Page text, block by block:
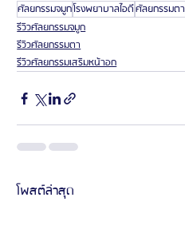
ศัลยกรรมจมูกโรงพยาบาลไอดีศัลยกรรมตา
รีวิวศัลยกรรมจมูก
รีวิวศัลยกรรมตา
รีวิวศัลยกรรมเสริมหน้าอก
โพสต์ล่าสุด